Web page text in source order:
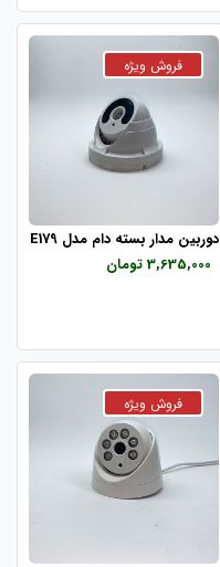
دوربین مدار بسته دام مدل E179
3,635,000 تومان